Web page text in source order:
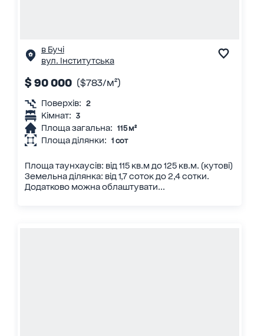
в Бучі
вул. Інститутська
$ 90 000 ($783/м²)
Поверхів: 2
Кімнат: 3
Площа загальна: 115 м²
Площа ділянки: 1 сот
Площа таунхаусів: від 115 кв.м до 125 кв.м. (кутові)
Земельна ділянка: від 1,7 соток до 2,4 сотки.
Додатково можна облаштувати...